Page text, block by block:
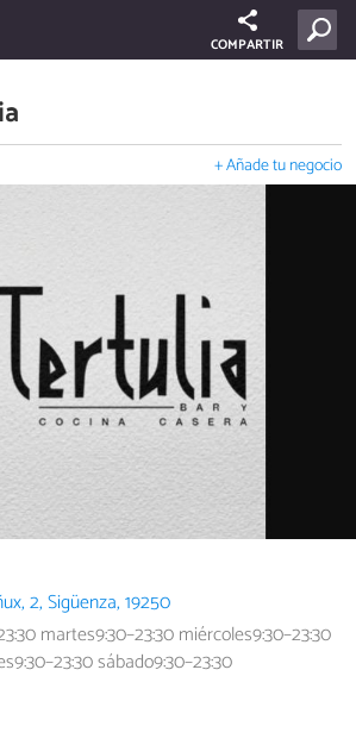
COMPARTIR
+ Añade tu negocio
2, Sigüenza, 19250
martes9:30–23:30 miércoles9:30–23:30
sábado9:30–23:30